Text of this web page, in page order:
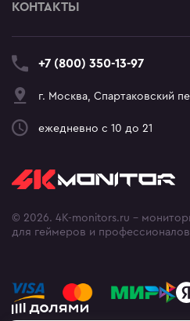
КОНТАКТЫ
+7 (800) 350-13-97
г. Москва, Спартаковский
ежедневно с 10 до 21
© 2026. 4K-monitors.ru -
для геймеров и